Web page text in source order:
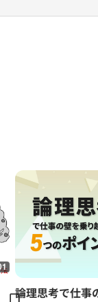
る。グロービス
もに、さまざまな
論理思考で仕事